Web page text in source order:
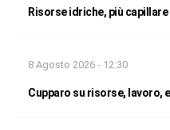
Risorse idriche, più
8 Agosto 2026 - 12:30
Cupparo su risorse, lavoro,